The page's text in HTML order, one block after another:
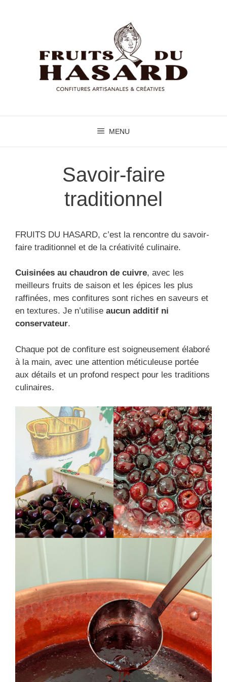
MENU
Savoir-faire
traditionnel
FRUITS DU HASARD, c’est la rencontre du savoir-
faire traditionnel et de la créativité culinaire.
Cuisinées au chaudron de cuivre, avec les
meilleurs fruits de saison et les épices les plus
raffinées, mes confitures sont riches en saveurs et
en textures. Je n’utilise aucun additif ni
conservateur.
Chaque pot de confiture est soigneusement élaboré
à la main, avec une attention méticuleuse portée
aux détails et un profond respect pour les traditions
culinaires.